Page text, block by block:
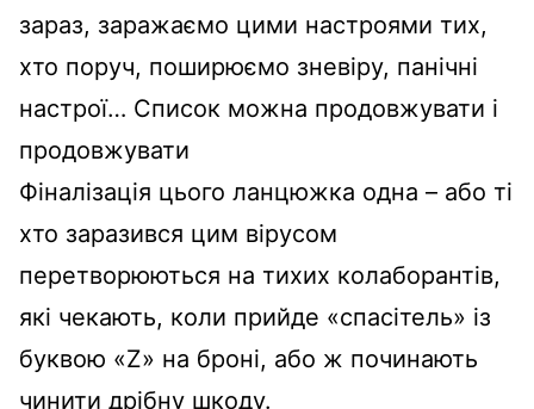
зараз, заражаємо цими настроями тих,
хто поруч, поширюємо зневіру, панічні
настрої… Список можна продовжувати і
продовжувати
Фіналізація цього ланцюжка одна – або ті
хто заразився цим вірусом
перетворюються на тихих колаборантів,
які чекають, коли прийде «спасітель» із
буквою «Z» на броні, або ж починають
чинити дрібну шкоду.